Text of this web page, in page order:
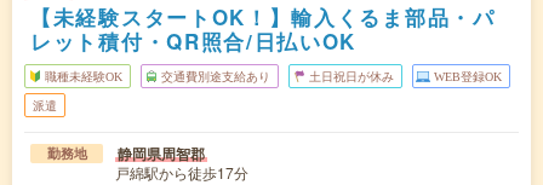
【未経験スタートOK！】輸入くるま部品・パ
レット積付・QR照合/日払いOK
職種未経験OK 交通費別途支給あり 土日祝日が休み WEB登録OK
派遣
勤務地 静岡県周智郡
戸綿駅から徒歩17分